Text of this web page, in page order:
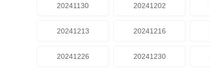
20241130 20241202
20241213 20241216
20241226 20241230